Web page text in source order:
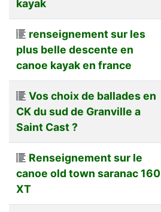
kayak
renseignement sur les
plus belle descente en
canoe kayak en france
Vos choix de ballades en
CK du sud de Granville a
Saint Cast ?
Renseignement sur le
canoe old town saranac 160
XT